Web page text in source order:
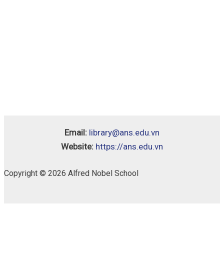
Email: library@ans.edu.vn
Website: https://ans.edu.vn
Copyright © 2026 Alfred Nobel School